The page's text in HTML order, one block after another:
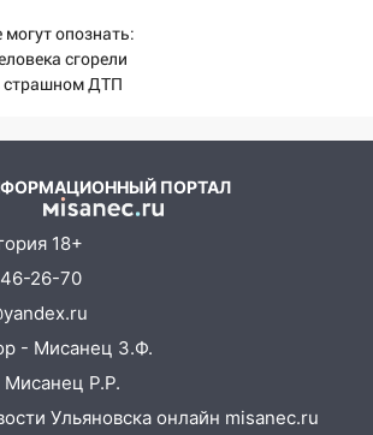
опознать:
сгорели
страшном ДТП
ПОРТАЛ
18+
26-70
- Мисанец З.Ф.
Р.Р.
Ульяновска онлайн misanec.ru